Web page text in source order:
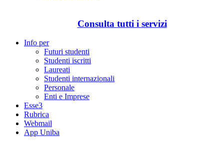
Consulta tutti i servizi
Info per
Futuri studenti
Studenti iscritti
Laureati
Studenti internazionali
Personale
Enti e Imprese
Esse3
Rubrica
Webmail
App Uniba